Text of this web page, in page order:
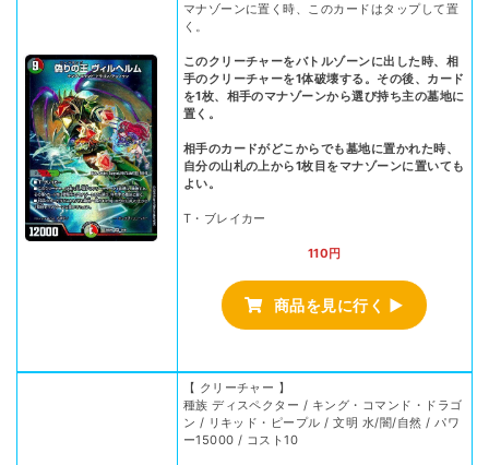
マナゾーンに置く時、このカードはタップして置
く。
このクリーチャーをバトルゾーンに出した時、相
手のクリーチャーを1体破壊する。その後、カード
を1枚、相手のマナゾーンから選び持ち主の墓地に
置く。
相手のカードがどこからでも墓地に置かれた時、
自分の山札の上から1枚目をマナゾーンに置いても
よい。
T・ブレイカー
110円
商品を見に行く ▶
【 クリーチャー 】
種族 ディスペクター / キング・コマンド・ドラゴ
ン / リキッド・ピープル / 文明 水/闇/自然 / パワ
ー15000 / コスト10